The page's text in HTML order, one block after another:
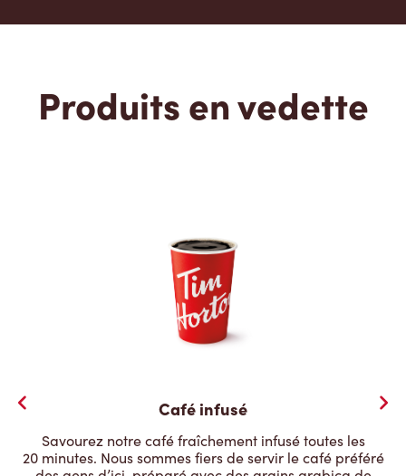
Produits en vedette
Café infusé
Savourez notre café fraîchement infusé toutes les
20 minutes. Nous sommes fiers de servir le café préféré